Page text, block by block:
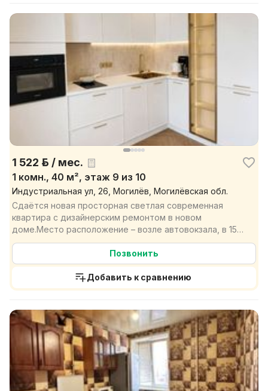
1 522 р. / мес.
1 комн., 40 м², этаж 9 из 10
Индустриальная ул, 26, Могилёв, Могилёвская обл.
Сдаётся новая просторная светлая современная
квартира с дизайнерским ремонтом в новом
доме.Место расположение – возле автовокзала, в 15
минутах ходьбы...
Позвонить
Добавить к сравнению